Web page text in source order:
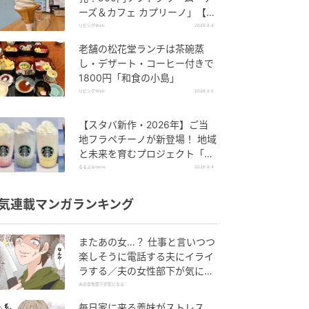
ーズ＆カフェ カプリーノ」【す
すきの】
リビングWeb 2026.8.4
老舗の松花堂ランチは茶碗蒸
し・デザート・コーヒー付きで
1800円「和食の小島」
リビングWeb 2026.8.5
【スタバ新作・2026年】ご当
地フラペチーノが新登場！ 地域
と未来を育むプロジェクト「ST
ARBUCKS JIMOTO PROGRA
動。6種類を飲んで実食レポー
ト
るるぶ＆more. 2026.8.4
連載マンガランキング
またあの女…？ 仕事と言いつつ
楽しそうに電話する夫にイライ
ラする／夫の女性部下が気にな
る（1）【夫婦の危機 まんが】
夫の女性部下が気になる